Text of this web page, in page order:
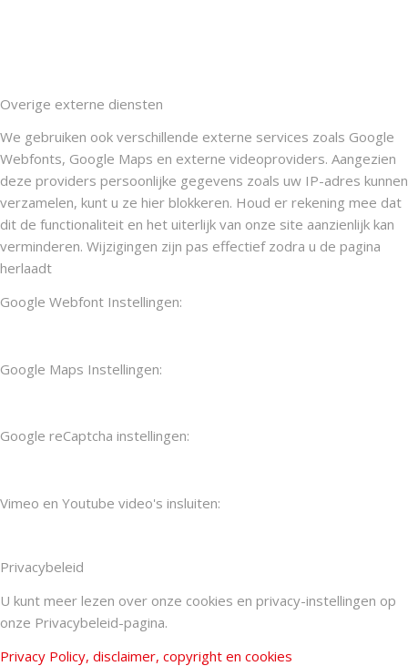
Overige externe diensten
We gebruiken ook verschillende externe services zoals Google
Webfonts, Google Maps en externe videoproviders. Aangezien
deze providers persoonlijke gegevens zoals uw IP-adres kunnen
verzamelen, kunt u ze hier blokkeren. Houd er rekening mee dat
dit de functionaliteit en het uiterlijk van onze site aanzienlijk kan
verminderen. Wijzigingen zijn pas effectief zodra u de pagina
herlaadt
Google Webfont Instellingen:
Google Maps Instellingen:
Google reCaptcha instellingen:
Vimeo en Youtube video's insluiten:
Privacybeleid
U kunt meer lezen over onze cookies en privacy-instellingen op
onze Privacybeleid-pagina.
Privacy Policy, disclaimer, copyright en cookies